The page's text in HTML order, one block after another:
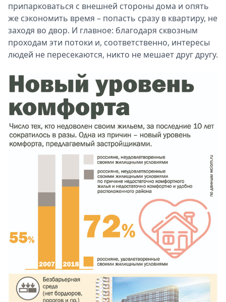
припарковаться с внешней стороны дома и опять
же сэкономить время – попасть сразу в квартиру, не
заходя во двор. И главное: благодаря сквозным
проходам эти потоки и, соответственно, интересы
людей не пересекаются, никто не мешает друг другу.